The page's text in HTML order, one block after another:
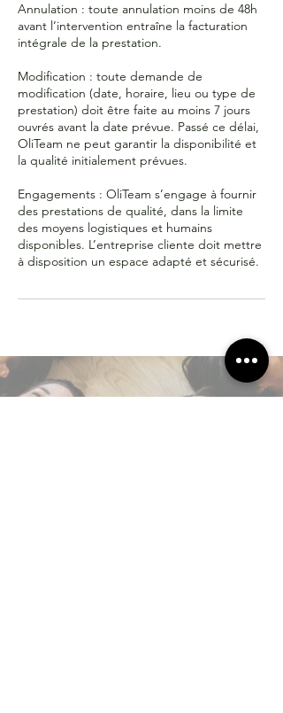
Annulation : toute annulation moins de 48h
avant l’intervention entraîne la facturation
intégrale de la prestation.
Modification : toute demande de
modification (date, horaire, lieu ou type de
prestation) doit être faite au moins 7 jours
ouvrés avant la date prévue. Passé ce délai,
OliTeam ne peut garantir la disponibilité et
la qualité initialement prévues.
Engagements : OliTeam s’engage à fournir
des prestations de qualité, dans la limite
des moyens logistiques et humains
disponibles. L’entreprise cliente doit mettre
à disposition un espace adapté et sécurisé.